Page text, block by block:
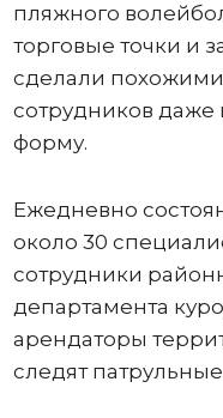
пляжного
торговые точки и
сделали
сотрудников
форму.
Ежедневно
около 30
сотрудники
департамента
арендаторы
следят